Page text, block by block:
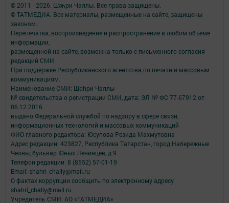
© 2011 - 2026. Шәһри Чаллы. Все права защищены.
© ТАТМЕДИА. Все материалы, размещенные на сайте, защищены
законом.
Перепечатка, воспроизведение и распространение в любом объеме
информации,
размещенной на сайте, возможна только с письменного согласия
редакций СМИ.
При поддержке Республиканского агентства по печати и массовым
коммуникациям.
Наименование СМИ: Шəhри Чаллы
№ свидетельства о регистрации СМИ, дата: ЭЛ № ФС 77-67912 от
06.12.2016
выдано Федеральной службой по надзору в сфере связи,
информационных технологий и массовых коммуникаций
ФИО главного редактора: Юсупова Резида Махмутовна
Адрес редакции: 423827, Республика Татарстан, город Набережные
Челны, бульвар Юных Ленинцев, д.9
Телефон редакции: 8 (8552) 57-01-19
Email: shahri_chally@mail.ru
О фактах коррупции сообщить по электронному адресу:
shahri_chally@mail.ru
Учредитель СМИ: АО «ТАТМЕДИА»